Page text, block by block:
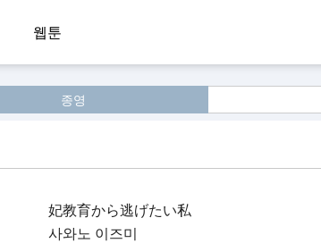
웹툰
종영
妃教育から逃げたい私
사와노 이즈미